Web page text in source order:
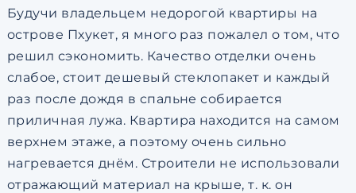
Будучи владельцем недорогой квартиры на
острове Пхукет, я много раз пожалел о том, что
решил сэкономить. Качество отделки очень
слабое, стоит дешевый стеклопакет и каждый
раз после дождя в спальне собирается
приличная лужа. Квартира находится на самом
верхнем этаже, а поэтому очень сильно
нагревается днём. Строители не использовали
отражающий материал на крыше, т. к. он